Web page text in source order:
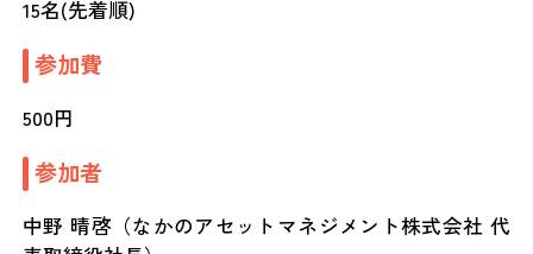
15名(先着順)
参加費
500円
参加者
中野 晴啓（なかのアセットマネジメント株式会社 代